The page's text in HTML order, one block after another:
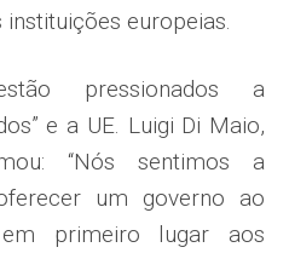
europeias.
pressionados a
e a UE. Luigi Di Maio,
“Nós sentimos a
um governo ao
primeiro lugar aos